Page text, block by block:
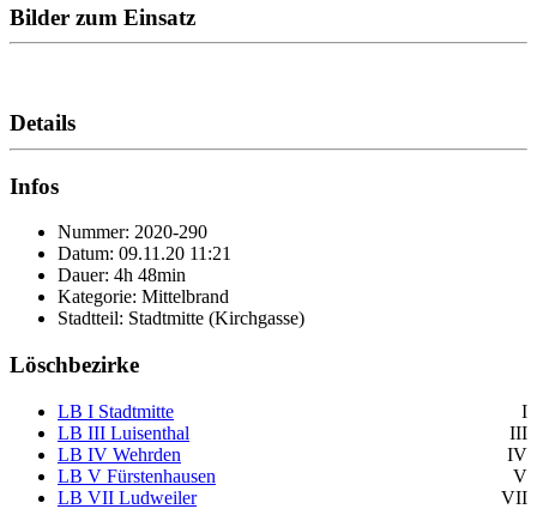
Bilder zum Einsatz
Details
Infos
Nummer: 2020-290
Datum: 09.11.20 11:21
Dauer: 4h 48min
Kategorie: Mittelbrand
Stadtteil: Stadtmitte (Kirchgasse)
Löschbezirke
LB I Stadtmitte
I
LB III Luisenthal
III
LB IV Wehrden
IV
LB V Fürstenhausen
V
LB VII Ludweiler
VII